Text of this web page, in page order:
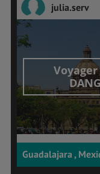
julia.serv
Guadalajara ,